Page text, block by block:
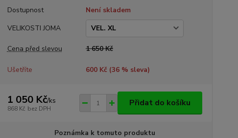
Dostupnost
Není skladem
VELIKOSTI JOMA
Cena před slevou 1 650 Kč
Ušetříte 600 Kč (36% sleva)
1 050 Kč/ks
868 Kč bez DPH
Přidat do košíku
Poznámka k tomuto produktu